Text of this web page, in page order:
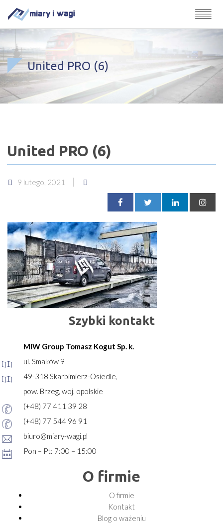
United PRO (6)
United PRO (6)
9 lutego, 2021
Szybki kontakt
MIW Group Tomasz Kogut Sp. k.
ul. Smaków 9
49-318 Skarbimierz-Osiedle,
pow. Brzeg, woj. opolskie
(+48) 77 411 39 28
(+48) 77 544 96 91
biuro@miary-wagi.pl
Pon – Pt: 7:00 – 15:00
O firmie
O firmie
Kontakt
Blog o ważeniu